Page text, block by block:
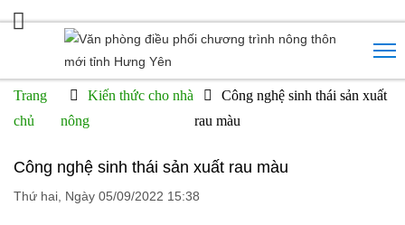
Trang
chủ
Kiến thức cho nhà
nông
Công nghệ sinh thái sản xuất
rau màu
Công nghệ sinh thái sản xuất rau màu
Thứ hai, Ngày 05/09/2022 15:38